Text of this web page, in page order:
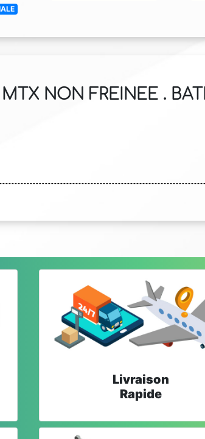
NON FREINEE .
Livraison
Rapide